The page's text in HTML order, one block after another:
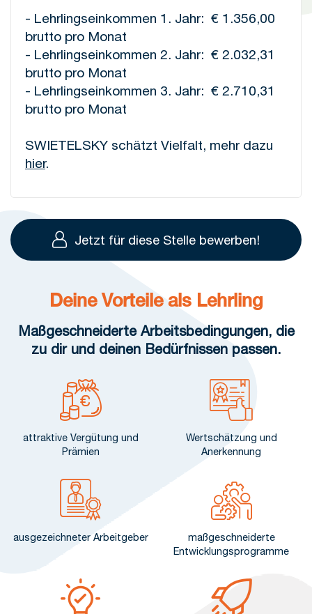
- Lehrlingseinkommen 1. Jahr: € 1.356,00
brutto pro Monat
- Lehrlingseinkommen 2. Jahr: € 2.032,31
brutto pro Monat
- Lehrlingseinkommen 3. Jahr: € 2.710,31
brutto pro Monat
SWIETELSKY schätzt Vielfalt, mehr dazu
hier.
Jetzt für diese Stelle bewerben!
Deine Vorteile als Lehrling
Maßgeschneiderte Arbeitsbedingungen, die
zu dir und deinen Bedürfnissen passen.
attraktive Vergütung und
Prämien
Wertschätzung und
Anerkennung
ausgezeichneter Arbeitgeber
maßgeschneiderte
Entwicklungsprogramme